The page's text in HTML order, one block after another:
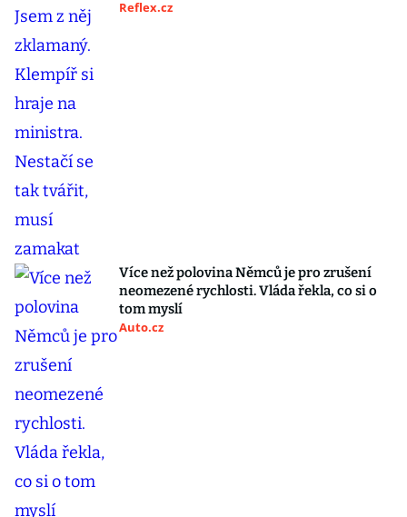
Reflex.cz
Více než polovina Němců je pro zrušení
neomezené rychlosti. Vláda řekla, co si o
tom myslí
Auto.cz